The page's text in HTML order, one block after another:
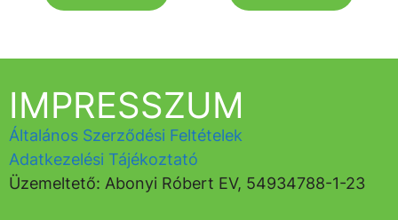
IMPRESSZUM
Általános Szerződési Feltételek
Adatkezelési Tájékoztató
Üzemeltető: Abonyi Róbert EV, 54934788-1-23